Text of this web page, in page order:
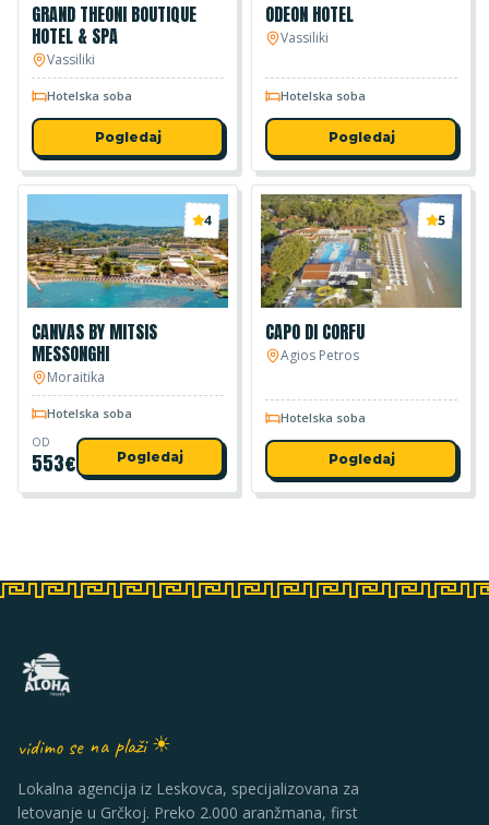
GRAND THEONI BOUTIQUE
HOTEL & SPA
Vassiliki
Hotelska soba
Pogledaj
ODEON HOTEL
Vassiliki
Hotelska soba
Pogledaj
4
CANVAS BY MITSIS
MESSONGHI
Moraitika
Hotelska soba
OD
553€ Pogledaj
5
CAPO DI CORFU
Agios Petros
Hotelska soba
Pogledaj
vidimo se na plaži ☀
Lokalna agencija iz Leskovca, specijalizovana za
letovanje u Grčkoj. Preko 2.000 aranžmana, first